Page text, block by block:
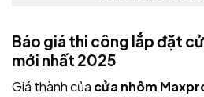
Báo giá thi công lắp đặt
mới nhất 2025
Giá thành của cửa nhôm